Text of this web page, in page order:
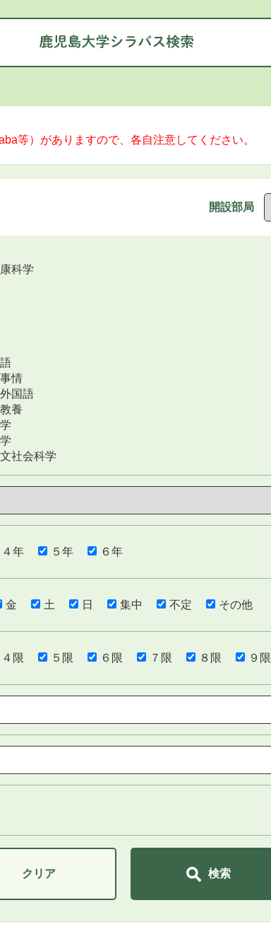
等）がありますので、各自注意してください。
開設部局
科学
情
国語
養
社会科学
４年 ５年 ６年
金 土 日 集中 不定 その他
４限 ５限 ６限 ７限 ８限 ９限
クリア 検索